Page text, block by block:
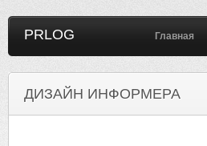
PRLOG Главная
ДИЗАЙН ИНФОРМЕРА